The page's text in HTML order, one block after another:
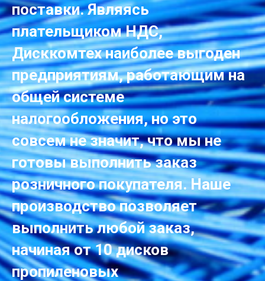
поставки. Являясь
плательщиком НДС,
Дисккомтех наиболее выгоден
предприятиям, работающим на
общей системе
налогообложения, но это
совсем не значит, что мы не
готовы выполнить заказ
розничного покупателя. Наше
производство позволяет
выполнить любой заказ,
начиная от 10 дисков
пропиленовых